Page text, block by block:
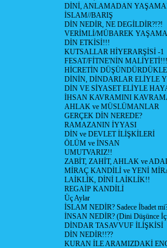
DİNİ, ANLAMADAN
İSLAM//BARIŞ
DİN NEDİR, NE DEGİLDİR?!?!
VERİMLİ/MÜBAREK
DİN ETKİSİ!!!
KUTSALLAR HİYERARŞİSİ -1
FESAT/FİTNE'NİN MALİYETİ!!!
HİCRETİN
DİNİN, DİNDARLAR ELİYLE
DİN VE SİYASET ELİYLE
İHSAN KAVRAMINI
AHLAK ve MÜSLÜMANLAR
GERÇEK DİN NEREDE?
RAMAZANIN İYYASI
DİN ve DEVLET İLİŞKİLERİ
ÖLÜM ve İNSAN
UMUTVARIZ!!
ZABİT, ZAHİT, AHLAK ve
MİRAÇ KANDİLİ ve YENİ
LAİKLİK, DİNİ LAİKLİK!!
REGAİP KANDİLİ
Üç Aylar
İSLAM NEDİR? Sadece İbadet
İNSAN NEDİR? (Dini Düşünce
DİNDAR TASAVVUF İLİŞKİSİ
DİN NEDİR!!??
KURAN İLE ARAMIZDAKİ